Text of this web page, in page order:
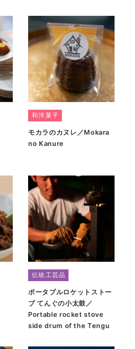
和洋菓子
モカラのカヌレ／Mokara
no Kanure
伝統工芸品
ポータブルロケットストー
ブ てんぐの小太鼓／
Portable rocket stove
side drum of the Tengu